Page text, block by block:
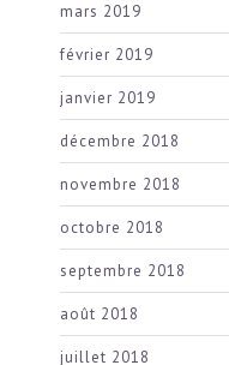
mars 2019
février 2019
janvier 2019
décembre 2018
novembre 2018
octobre 2018
septembre 2018
août 2018
juillet 2018